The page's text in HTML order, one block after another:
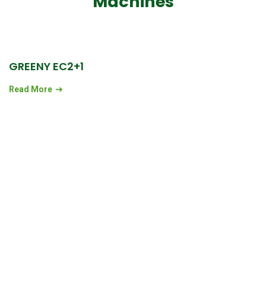
GREENY EC2+1
Read More